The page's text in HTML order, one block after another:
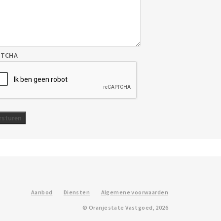
Aanbod Diensten Algemene voorwaarden
© Oranjestate Vastgoed, 2026